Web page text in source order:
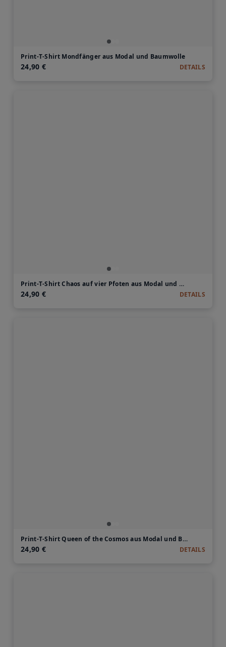
Print-T-Shirt Mondfänger aus Modal und Baumwolle
24,90 € DETAILS
Print-T-Shirt Chaos auf vier Pfoten aus Modal und Baumwolle
24,90 € DETAILS
Print-T-Shirt Queen of the Cosmos aus Modal und Baumwolle
24,90 € DETAILS